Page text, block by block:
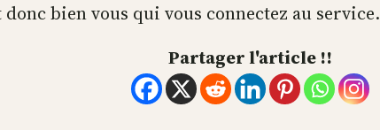
donc bien vous qui vous connectez au service.
Partager l'article !!